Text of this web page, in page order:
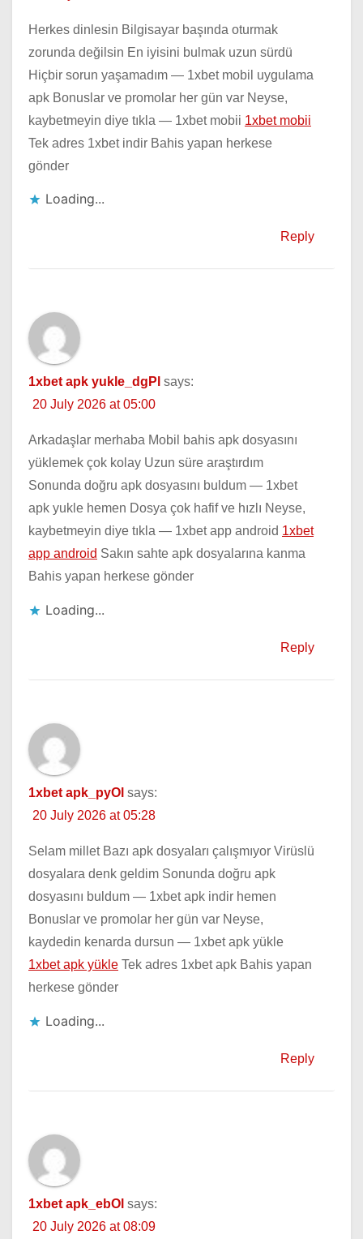
Herkes dinlesin Bilgisayar başında oturmak
zorunda değilsin En iyisini bulmak uzun sürdü
Hiçbir sorun yaşamadım — 1xbet mobil uygulama
apk Bonuslar ve promolar her gün var Neyse,
kaybetmeyin diye tıkla — 1xbet mobii 1xbet mobii
Tek adres 1xbet indir Bahis yapan herkese
gönder
Loading...
Reply
1xbet apk yukle_dgPl says:
20 July 2026 at 05:00
Arkadaşlar merhaba Mobil bahis apk dosyasını
yüklemek çok kolay Uzun süre araştırdım
Sonunda doğru apk dosyasını buldum — 1xbet
apk yukle hemen Dosya çok hafif ve hızlı Neyse,
kaybetmeyin diye tıkla — 1xbet app android 1xbet
app android Sakın sahte apk dosyalarına kanma
Bahis yapan herkese gönder
Loading...
Reply
1xbet apk_pyOl says:
20 July 2026 at 05:28
Selam millet Bazı apk dosyaları çalışmıyor Virüslü
dosyalara denk geldim Sonunda doğru apk
dosyasını buldum — 1xbet apk indir hemen
Bonuslar ve promolar her gün var Neyse,
kaydedin kenarda dursun — 1xbet apk yükle
1xbet apk yükle Tek adres 1xbet apk Bahis yapan
herkese gönder
Loading...
Reply
1xbet apk_ebOl says:
20 July 2026 at 08:09